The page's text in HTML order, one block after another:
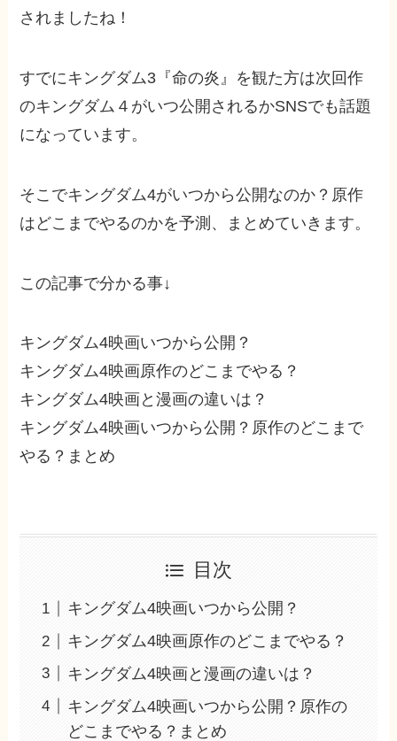
されましたね！
すでにキングダム3『命の炎』を観た方は次回作
のキングダム４がいつ公開されるかSNSでも話題
になっています。
そこでキングダム4がいつから公開なのか？原作
はどこまでやるのかを予測、まとめていきます。
この記事で分かる事↓
キングダム4映画いつから公開？
キングダム4映画原作のどこまでやる？
キングダム4映画と漫画の違いは？
キングダム4映画いつから公開？原作のどこまで
やる？まとめ
目次
キングダム4映画いつから公開？
キングダム4映画原作のどこまでやる？
キングダム4映画と漫画の違いは？
キングダム4映画いつから公開？原作の
どこまでやる？まとめ